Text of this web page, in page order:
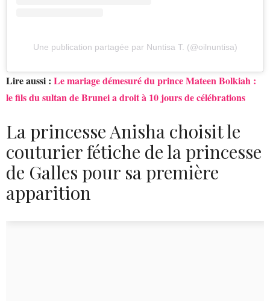
Une publication partagée par Nuntisa T. (@oilnuntisa)
Lire aussi : Le mariage démesuré du prince Mateen Bolkiah :
le fils du sultan de Brunei a droit à 10 jours de célébrations
La princesse Anisha choisit le
couturier fétiche de la princesse
de Galles pour sa première
apparition